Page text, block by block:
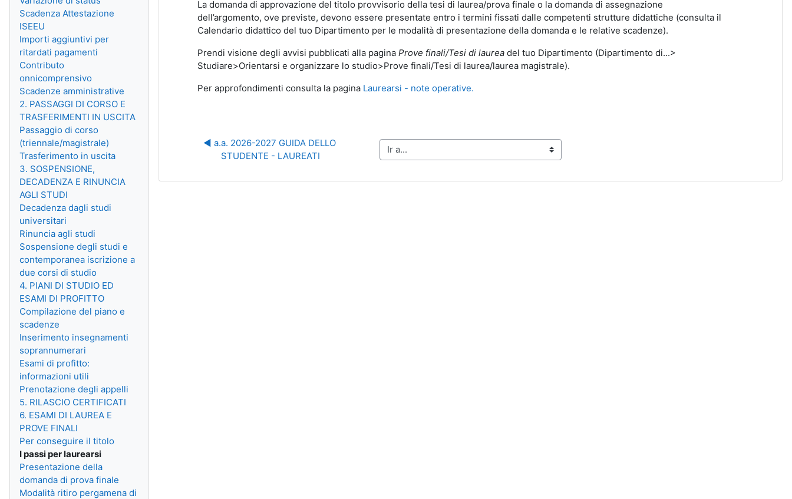
La domanda di approvazione del titolo provvisorio della tesi di laurea/prova finale o la domanda di assegnazione
dell’argomento, ove previste, devono essere presentate entro i termini fissati dalle competenti strutture didattiche (consulta il
Calendario didattico del tuo Dipartimento per le modalità di presentazione della domanda e le relative scadenze).
Prendi visione degli avvisi pubblicati alla pagina Prove finali/Tesi di laurea del tuo Dipartimento (Dipartimento di...>
Studiare>Orientarsi e organizzare lo studio>Prove finali/Tesi di laurea/laurea magistrale).
Per approfondimenti consulta la pagina Laurearsi - note operative.
◀︎ a.a. 2026-2027 GUIDA DELLO
STUDENTE - LAUREATI
Ir a...
Scadenza Attestazione
ISEEU
Importi aggiuntivi per
ritardati pagamenti
Contributo
onnicomprensivo
Scadenze amministrative
2. PASSAGGI DI CORSO E
TRASFERIMENTI IN USCITA
Passaggio di corso
(triennale/magistrale)
Trasferimento in uscita
3. SOSPENSIONE,
DECADENZA E RINUNCIA
AGLI STUDI
Decadenza dagli studi
universitari
Rinuncia agli studi
Sospensione degli studi e
contemporanea iscrizione a
due corsi di studio
4. PIANI DI STUDIO ED
ESAMI DI PROFITTO
Compilazione del piano e
scadenze
Inserimento insegnamenti
soprannumerari
Esami di profitto:
informazioni utili
Prenotazione degli appelli
5. RILASCIO CERTIFICATI
6. ESAMI DI LAUREA E
PROVE FINALI
Per conseguire il titolo
I passi per laurearsi
Presentazione della
domanda di prova finale
Modalità ritiro pergamena di